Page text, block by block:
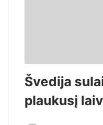
Švedija
plaukusį